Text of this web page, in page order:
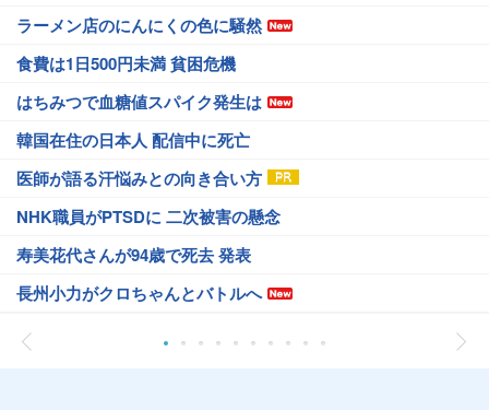
ラーメン店のにんにくの色に騒然
食費は1日500円未満 貧困危機
はちみつで血糖値スパイク発生は
韓国在住の日本人 配信中に死亡
医師が語る汗悩みとの向き合い方
NHK職員がPTSDに 二次被害の懸念
寿美花代さんが94歳で死去 発表
長州小力がクロちゃんとバトルへ